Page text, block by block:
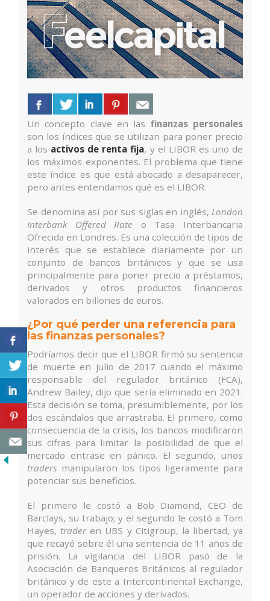
Un concepto clave en las finanzas personales
son los índices que se utilizan para poner precio
a los activos de renta fija, y el LIBOR es uno de
los máximos exponentes. El problema que tiene
este índice es que está abocado a desaparecer,
pero antes entendamos qué es el LIBOR.
Se denomina así por sus siglas en inglés, London
Interbank Offered Rate o Tasa Interbancaria
Ofrecida en Londres. Es una colección de tipos de
interés que se establece diariamente por un
conjunto de bancos británicos y que se usa
principalmente para poner precio a préstamos,
derivados y otros productos financieros
valorados en billones de euros.
¿Por qué perder una referencia para
las finanzas personales?
Podríamos decir que el LIBOR firmó su sentencia
de muerte en julio de 2017 cuando el máximo
responsable del regulador británico (FCA),
Andrew Bailey, dijo que sería eliminado en 2021.
Esta decisión se toma, presumiblemente, por los
dos escándalos que arrastraba. El primero, como
consecuencia de la crisis, los bancos modificaron
sus cifras para limitar la posibilidad de que el
mercado entrase en pánico. El segundo, unos
traders manipularon los tipos ligeramente para
potenciar sus beneficios.
El primero le costó a Bob Diamond, CEO de
Barclays, su trabajo; y el segundo le costó a Tom
Hayes, traderen UBS y Citigroup, la libertad, ya
que recayó sobre él una sentencia de 11 años de
prisión. La vigilancia del LIBOR pasó de la
Asociación de Banqueros Británicos al regulador
británico y de este a Intercontinental Exchange,
un operador de acciones y derivados.